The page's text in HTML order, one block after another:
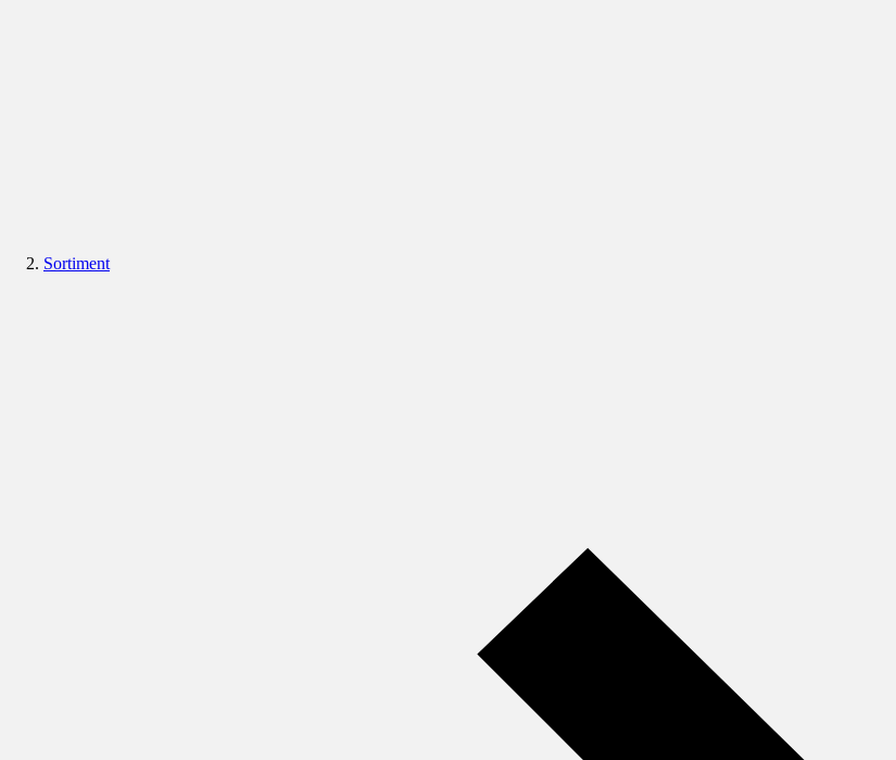
Sortiment